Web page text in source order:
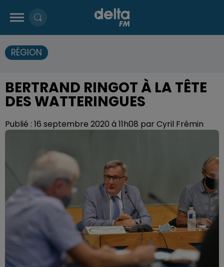
RÉGION
BERTRAND RINGOT À LA TÊTE
DES WATTERINGUES
Publié : 16 septembre 2020 à 11h08 par Cyril Frémin